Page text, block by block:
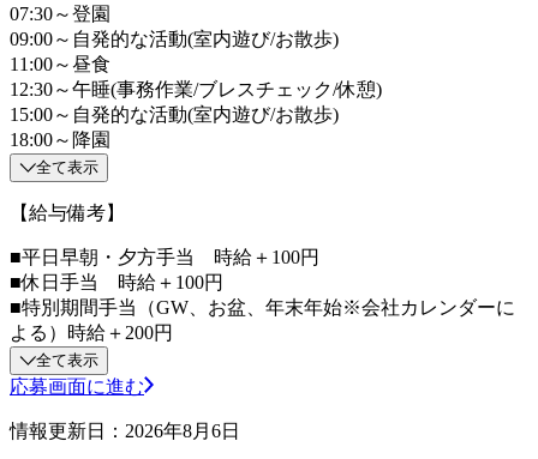
07:30～登園
09:00～自発的な活動(室内遊び/お散歩)
11:00～昼食
12:30～午睡(事務作業/ブレスチェック/休憩)
15:00～自発的な活動(室内遊び/お散歩)
18:00～降園
全て表示
【給与備考】
■平日早朝・夕方手当 時給＋100円
■休日手当 時給＋100円
■特別期間手当（GW、お盆、年末年始※会社カレンダーに
よる）時給＋200円
全て表示
応募画面に進む
情報更新日：2026年8月6日